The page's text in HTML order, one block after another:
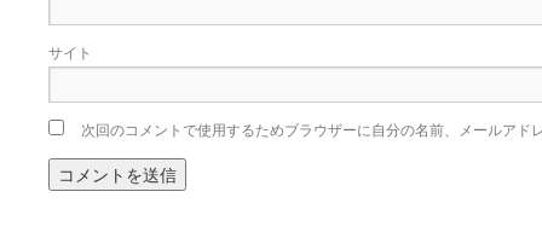
サイト
次回のコメントで使用するためブラウザーに自分の名前、メールアド